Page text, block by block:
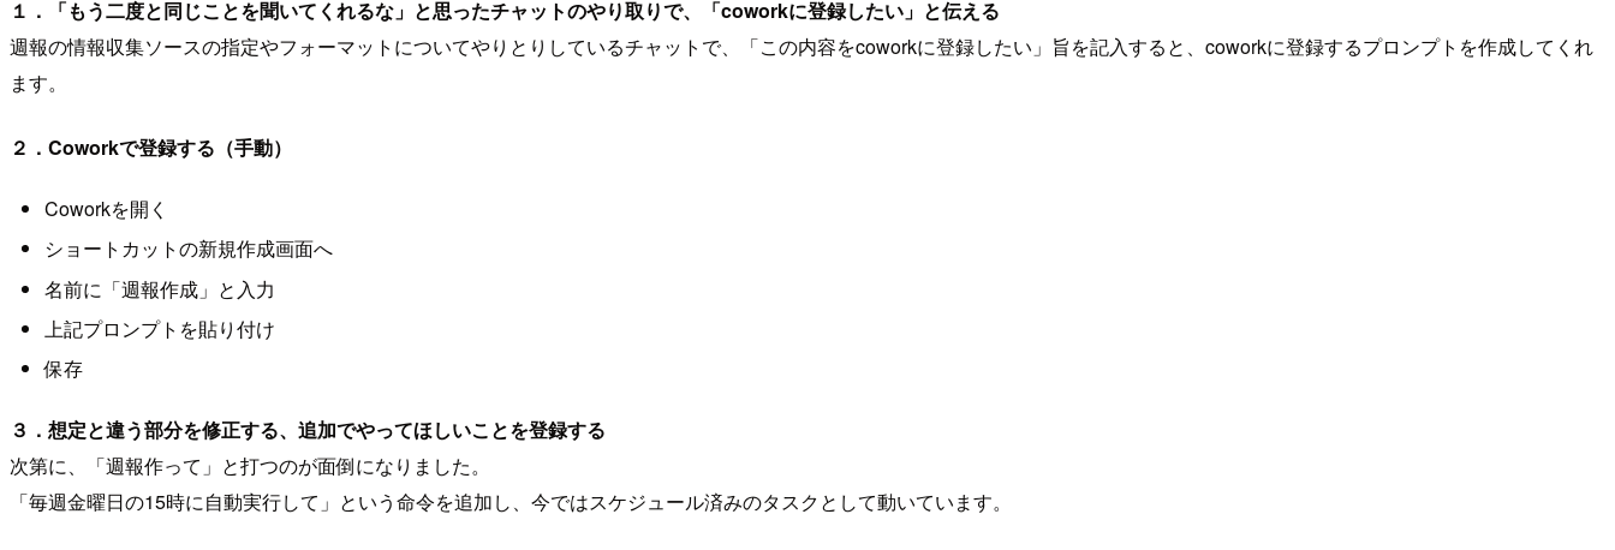
１．「もう二度と同じことを聞いてくれるな」と思ったチャットのやり取りで、「coworkに登録したい」と伝える
週報の情報収集ソースの指定やフォーマットについてやりとりしているチャットで、「この内容をcoworkに登録したい」旨を記入すると、coworkに登録するプロンプトを作成してくれ
ます。
２．Coworkで登録する（手動）
Coworkを開く
ショートカットの新規作成画面へ
名前に「週報作成」と入力
上記プロンプトを貼り付け
保存
３．想定と違う部分を修正する、追加でやってほしいことを登録する
次第に、「週報作って」と打つのが面倒になりました。
「毎週金曜日の15時に自動実行して」という命令を追加し、今ではスケジュール済みのタスクとして動いています。